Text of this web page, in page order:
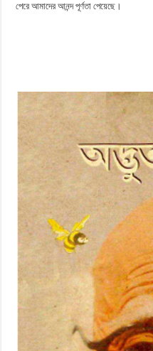
পেরে আমাদের আনন্দ পূর্ণতা পেয়েছে।